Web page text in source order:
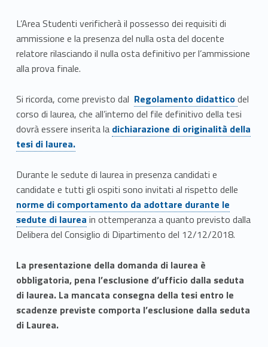
L’Area Studenti verificherà il possesso dei requisiti di
ammissione e la presenza del nulla osta del docente
relatore rilasciando il nulla osta definitivo per l’ammissione
alla prova finale.
Si ricorda, come previsto dal Link identifier #identifier__147175-9
Regolamento didatticodel
corso di laurea, che all’interno del file definitivo della tesi
dovrà essere inserita la Link identifier #identifier__106044-10
dichiarazione di originalità della
tesi di laurea.
Durante le sedute di laurea in presenza candidati e
candidate e tutti gli ospiti sono invitati al rispetto delle
norme di comportamento da adottare durante le
sedute di laurea in ottemperanza a quanto previsto dalla
Delibera del Consiglio di Dipartimento del 12/12/2018.
La presentazione della domanda di laurea è
obbligatoria, pena l’esclusione d’ufficio dalla seduta
di laurea. La mancata consegna della tesi entro le
scadenze previste comporta l’esclusione dalla seduta
di Laurea.